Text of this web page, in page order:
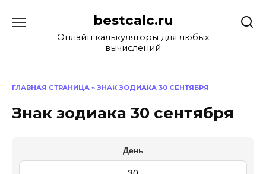
содержанию
bestcalc.ru
Онлайн калькуляторы для любых
вычислений
ГЛАВНАЯ СТРАНИЦА » ЗНАК ЗОДИАКА 30 СЕНТЯБРЯ
Знак зодиака 30 сентября
День